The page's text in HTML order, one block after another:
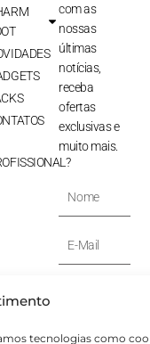
tecnologias como
com as
nossas
últimas
notícias,
receba
ofertas
exclusivas e
muito mais.
Nome
E-
Mail